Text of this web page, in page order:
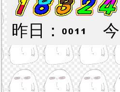
昨日： 今